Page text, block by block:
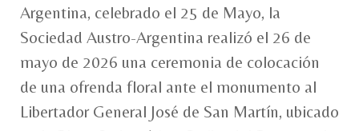
Argentina, celebrado el 25 de Mayo, la
Sociedad Austro-Argentina realizó el 26 de
mayo de 2026 una ceremonia de colocación
de una ofrenda floral ante el monumento al
Libertador General José de San Martín, ubicado